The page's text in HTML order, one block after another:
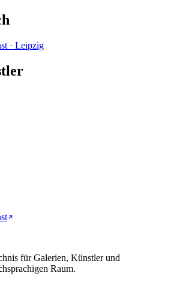
· Leipzig
für Galerien, Künstler und
Raum.